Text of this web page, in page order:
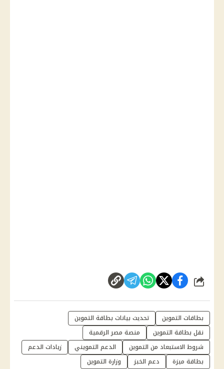
شارك
بطاقات التموين
تحديث بيانات بطاقة التموين
نقل بطاقة التموين
منصة مصر الرقمية
شروط الاستبعاد من التموين
الدعم التمويني
زيادات الدعم
بطاقة ميزة
دعم الخبز وزارة التموين